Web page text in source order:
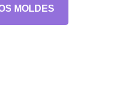
MOLDES